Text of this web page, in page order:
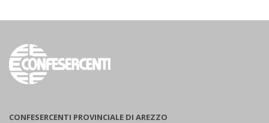
CONFESERCENTI PROVINCIALE DI AREZZO